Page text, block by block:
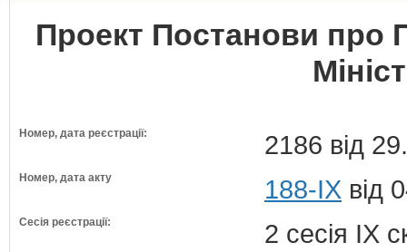
Проект Постанови про
Номер, дата реєстрації: 2186 від
Номер, дата акту 188-IX від
Сесія реєстрації: 2 сесія IX